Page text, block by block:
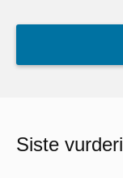
Siste